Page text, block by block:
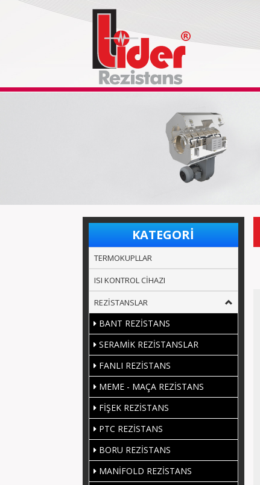
KATEGORİ
TERMOKUPLLAR
ISI KONTROL CİHAZI
REZİSTANSLAR
BANT REZİSTANS
SERAMİK REZİSTANSLAR
FANLI REZİSTANS
MEME - MAÇA REZİSTANS
FİŞEK REZİSTANS
PTC REZİSTANS
BORU REZİSTANS
MANİFOLD REZİSTANS